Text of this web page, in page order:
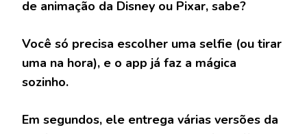
de animação da Disney ou Pixar, sabe?
Você só precisa escolher uma selfie (ou tirar
uma na hora), e o app já faz a mágica
sozinho.
Em segundos, ele entrega várias versões da